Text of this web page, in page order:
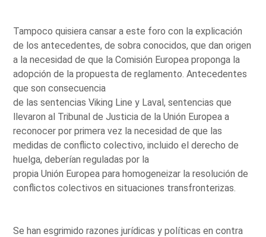
Tampoco quisiera cansar a este foro con la explicación
de los antecedentes, de sobra conocidos, que dan origen
a la necesidad de que la Comisión Europea proponga la
adopción de la propuesta de reglamento. Antecedentes
que son consecuencia
de las sentencias Viking Line y Laval, sentencias que
llevaron al Tribunal de Justicia de la Unión Europea a
reconocer por primera vez la necesidad de que las
medidas de conflicto colectivo, incluido el derecho de
huelga, deberían reguladas por la
propia Unión Europea para homogeneizar la resolución de
conflictos colectivos en situaciones transfronterizas.
Se han esgrimido razones jurídicas y políticas en contra